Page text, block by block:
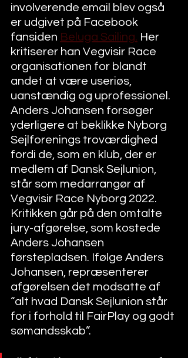
involverende email blev også
er udgivet på Facebook
fansiden Beluga Sailing. Her
kritiserer han Vegvisir Race
organisationen for blandt
andet at være useriøs,
uanstændig og uprofessionel.
Anders Johansen forsøger
yderligere at beklikke Nyborg
Sejlforenings troværdighed
fordi de, som en klub, der er
medlem af Dansk Sejlunion,
står som medarrangør af
Vegvisir Race Nyborg 2022.
Kritikken går på den omtalte
jury-afgørelse, som kostede
Anders Johansen
førstepladsen. Ifølge Anders
Johansen, repræsenterer
afgørelsen det modsatte af
“alt hvad Dansk Sejlunion står
for i forhold til FairPlay og godt
sømandsskab”.